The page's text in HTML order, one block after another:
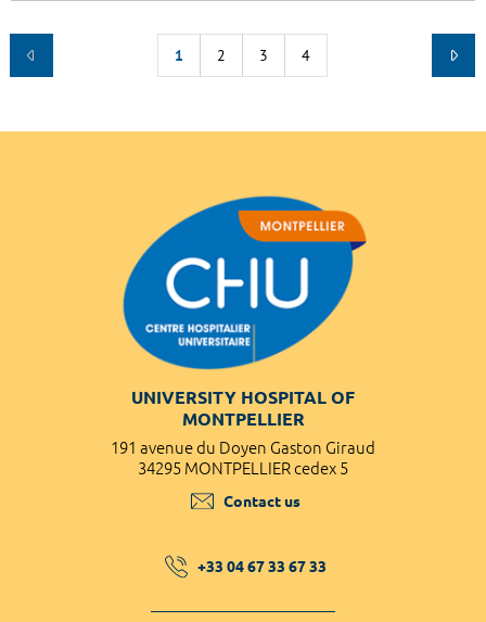
1 2 3 4
UNIVERSITY HOSPITAL OF
MONTPELLIER
191 avenue du Doyen Gaston Giraud
34295 MONTPELLIER cedex 5
Contact us
+33 04 67 33 67 33